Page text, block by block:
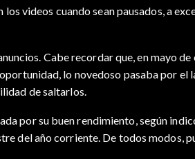
videos cuando sean pausados, a
Cabe recordar que, en mayo
lo novedoso pasaba por el
de saltarlos.
por su buen rendimiento, según
año corriente. De todos modos,